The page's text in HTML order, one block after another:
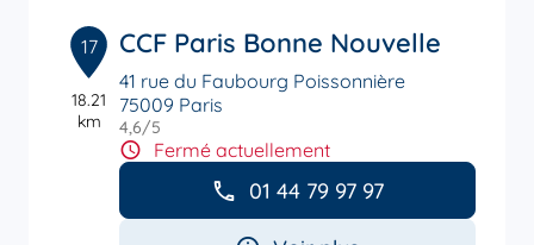
17
18.21
km
CCF Paris Bonne Nouvelle
41 rue du Faubourg Poissonnière
75009 Paris
4,6/5
Fermé actuellement
01 44 79 97 97